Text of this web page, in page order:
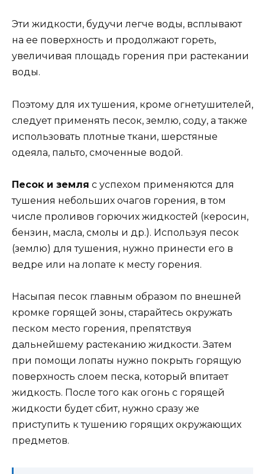
Эти жидкости, будучи легче воды, всплывают
на ее поверхность и продолжают гореть,
увеличивая площадь горения при растекании
воды.
Поэтому для их тушения, кроме огнетушителей,
следует применять песок, землю, соду, а также
использовать плотные ткани, шерстяные
одеяла, пальто, смоченные водой.
Песок и земля с успехом применяются для
тушения небольших очагов горения, в том
числе проливов горючих жидкостей (керосин,
бензин, масла, смолы и др.). Используя песок
(землю) для тушения, нужно принести его в
ведре или на лопате к месту горения.
Насыпая песок главным образом по внешней
кромке горящей зоны, старайтесь окружать
песком место горения, препятствуя
дальнейшему растеканию жидкости. Затем
при помощи лопаты нужно покрыть горящую
поверхность слоем песка, который впитает
жидкость. После того как огонь с горящей
жидкости будет сбит, нужно сразу же
приступить к тушению горящих окружающих
предметов.